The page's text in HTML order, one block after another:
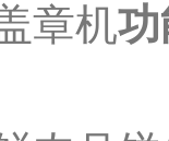
章机